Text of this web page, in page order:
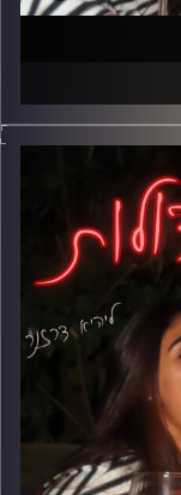
לתוכניות
משתלטים על
האמיתיים?